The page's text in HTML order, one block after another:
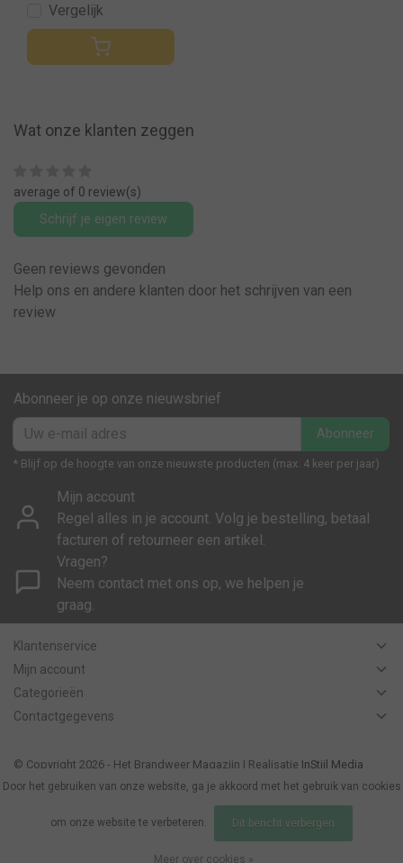
Vergelijk
Wat onze klanten zeggen
average of 0 review(s)
Schrijf je eigen review
Geen reviews gevonden
Help ons en andere klanten door het schrijven van een
review
Abonneer je op onze nieuwsbrief
Abonneer
* Blijf op de hoogte van onze nieuwste producten (max. 4 keer per jaar)
Mijn account
Regel alles in je account. Volg je bestelling, betaal
facturen of retourneer een artikel.
Vragen?
Neem contact met ons op, we helpen je
graag.
Klantenservice
Mijn account
Categorieën
Contactgegevens
© Copyright 2026 - Het Brandweer Magazijn | Realisatie InStijl Media
Algemene voorwaarden B2C |Disclaimer| Privacy Policy |Sitemap| RSS
Door het gebruiken van onze website, ga je akkoord met het gebruik van cookies
om onze website te verbeteren. Dit bericht verbergen
Meer over cookies »